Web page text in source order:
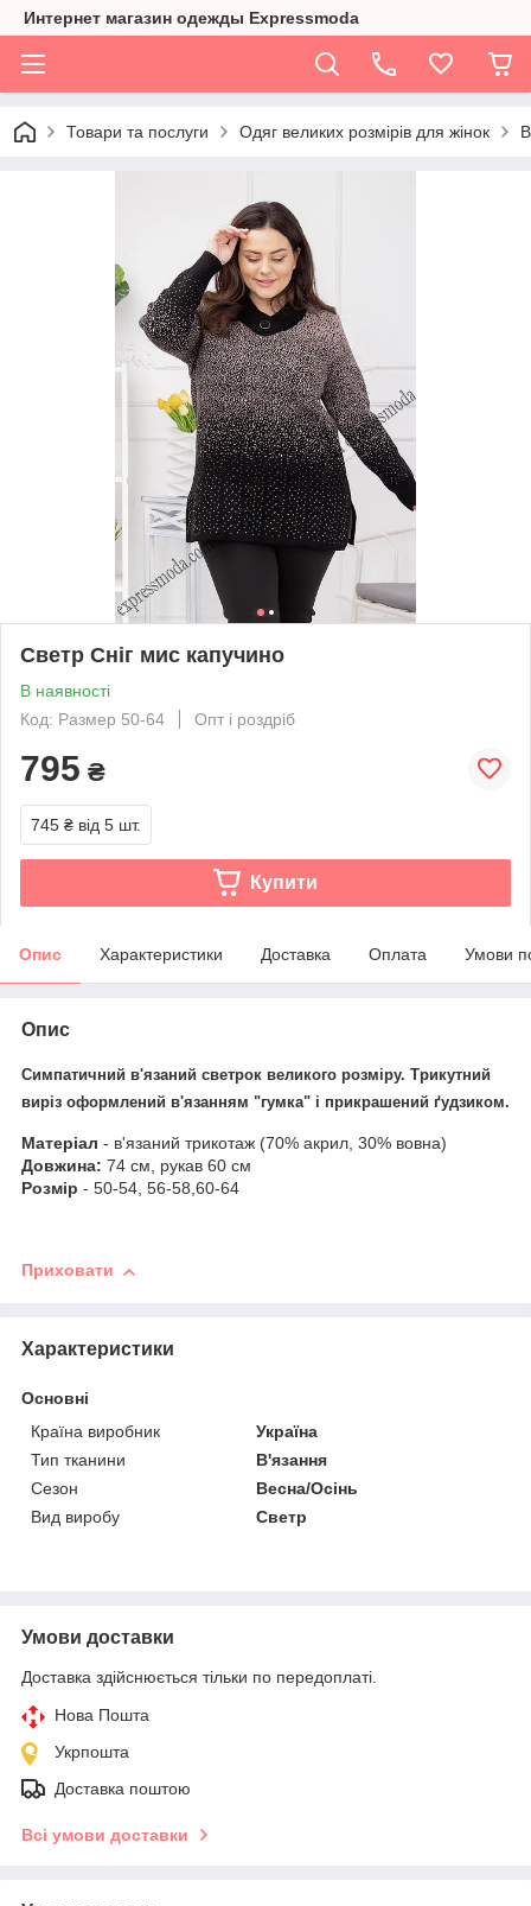
Интернет магазин одежды Expressmoda
Товари та послуги Одяг великих розмірів для жінок
Светр Сніг мис капучино
В наявності
Код: Размер 50-64
Опт і роздріб
795 ₴
745 ₴ від 5 шт.
Купити
Опис Характеристики Доставка Оплата Умови
Опис
Симпатичний в'язаний светрок великого розміру. Трикутний
виріз оформлений в'язанням "гумка" і прикрашений ґудзиком.
Матеріал - в'язаний трикотаж (70% акрил, 30% вовна)
Довжина: 74 см, рукав 60 см
Розмір - 50-54, 56-58,60-64
Приховати
Характеристики
Основні
Країна виробник
Україна
Тип тканини
В'язання
Сезон
Весна/Осінь
Вид виробу
Светр
Умови доставки
Доставка здійснюється тільки по передоплаті.
Нова Пошта
Укрпошта
Доставка поштою
Всі умови доставки